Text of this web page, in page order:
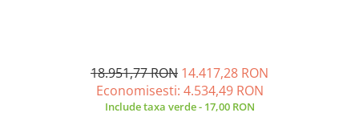
18.951,77 RON 14.417,28 RON
Economisesti: 4.534,49 RON
Include taxa verde - 17,00 RON